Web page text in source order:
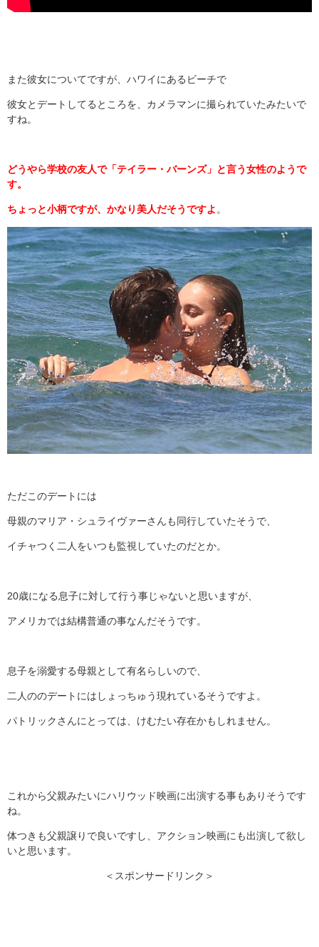
また彼女についてですが、ハワイにあるビーチで
彼女とデートしてるところを、カメラマンに撮られていたみたいで
すね。
どうやら学校の友人で「テイラー・バーンズ」と言う女性のようで
す。
ちょっと小柄ですが、かなり美人だそうですよ。
ただこのデートには
母親のマリア・シュライヴァーさんも同行していたそうで、
イチャつく二人をいつも監視していたのだとか。
20歳になる息子に対して行う事じゃないと思いますが、
アメリカでは結構普通の事なんだそうです。
息子を溺愛する母親として有名らしいので、
二人ののデートにはしょっちゅう現れているそうですよ。
パトリックさんにとっては、けむたい存在かもしれません。
これから父親みたいにハリウッド映画に出演する事もありそうです
ね。
体つきも父親譲りで良いですし、アクション映画にも出演して欲し
いと思います。
＜スポンサードリンク＞